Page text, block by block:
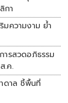
กา
มความงาม ย้ำ
ารสวดอภิธรรม
.ค.
ดาล ชี้พื้นที่